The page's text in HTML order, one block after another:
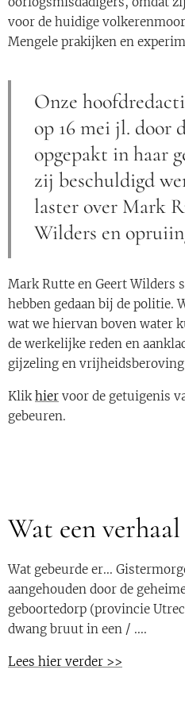
voor de huidige
Mengele prakijken en
Onze
op 16 mei jl. door
opgepakt in haar
zij beschuldigd
laster over Mark
Wilders en
Mark Rutte en Geert Wilders
hebben gedaan bij de politie.
wat we hiervan boven water
de werkelijke reden en
gijzeling en vrijheidsberoving
Klikhier voor de getuigenis
gebeuren.
Wat een
Wat gebeurde er...
aangehouden door de
geboortedorp (provincie
dwang bruut in een / ....
Lees hier verder >>